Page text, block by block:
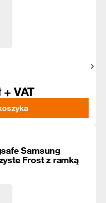
+ VAT
Samsung
Frost z ramką